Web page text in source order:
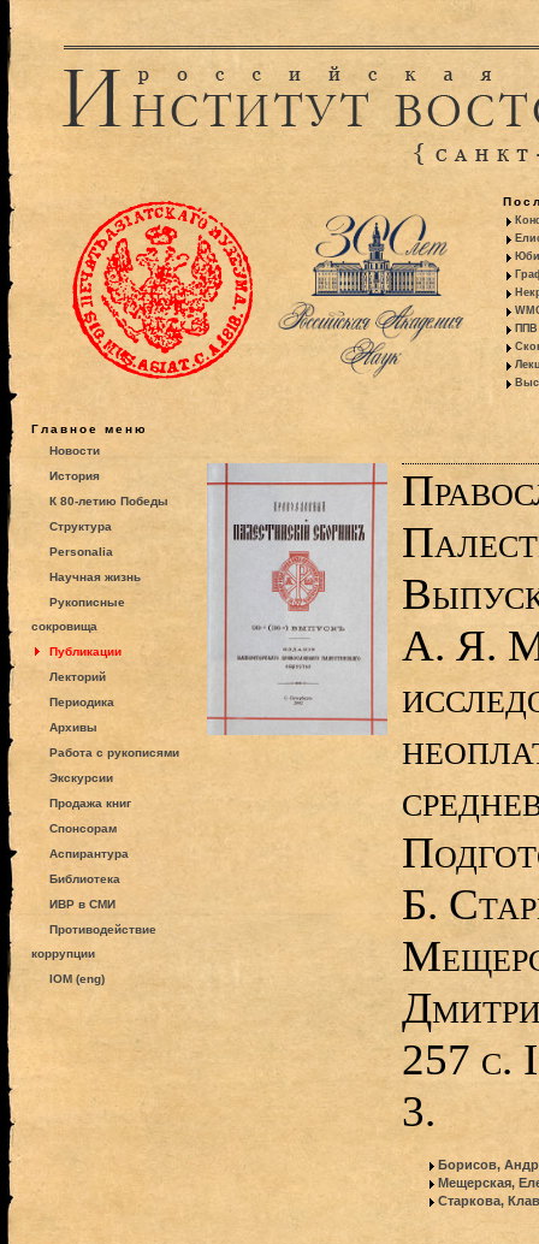
ППВ
Главное меню
Новости
История
К 80-летию Победы
Структура
Personalia
Научная жизнь
Рукописные
сокровища
Публикации
Лекторий
Периодика
Архивы
Работа с рукописями
Экскурсии
Продажа книг
Спонсорам
Аспирантура
Библиотека
ИВР в СМИ
Противодействие
коррупции
IOM (eng)
А. Я.
Б.
257 с.
3.
Борисов,
Мещерская,
Старкова,